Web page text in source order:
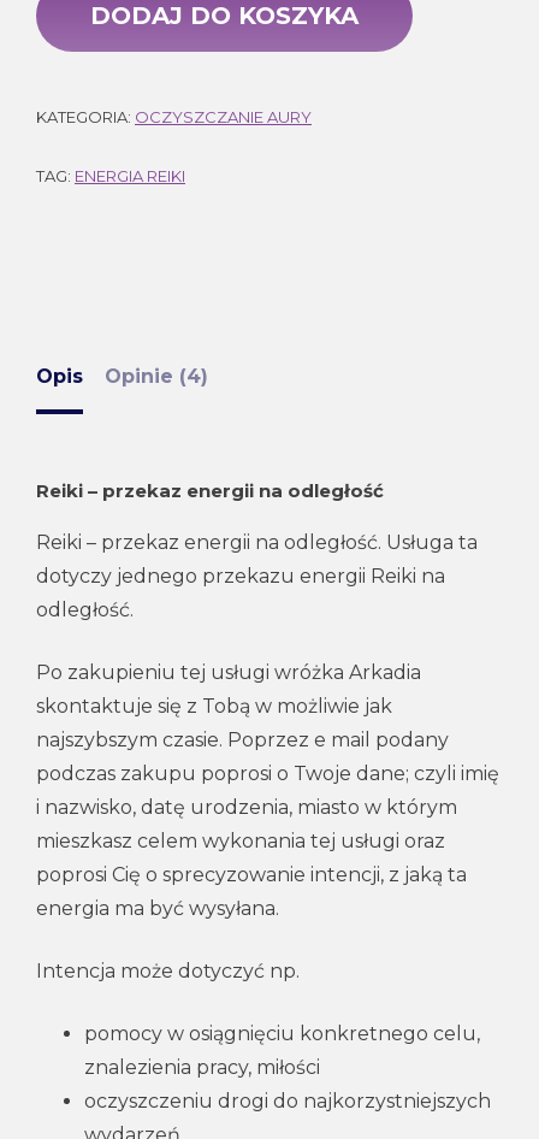
DODAJ DO KOSZYKA
KATEGORIA: OCZYSZCZANIE AURY
TAG: ENERGIA REIKI
Opis Opinie (4)
Reiki – przekaz energii na odległość
Reiki – przekaz energii na odległość. Usługa ta
dotyczy jednego przekazu energii Reiki na
odległość.
Po zakupieniu tej usługi wróżka Arkadia
skontaktuje się z Tobą w możliwie jak
najszybszym czasie. Poprzez e mail podany
podczas zakupu poprosi o Twoje dane; czyli imię
i nazwisko, datę urodzenia, miasto w którym
mieszkasz celem wykonania tej usługi oraz
poprosi Cię o sprecyzowanie intencji, z jaką ta
energia ma być wysyłana.
Intencja może dotyczyć np.
pomocy w osiągnięciu konkretnego celu,
znalezienia pracy, miłości
oczyszczeniu drogi do najkorzystniejszych